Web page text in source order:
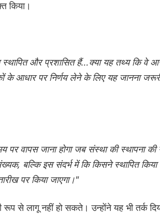
किया।
स्थापित और प्रशासित हैं...क्या यह तथ्य कि वे
आधार पर निर्णय लेने के लिए यह जानना
वापस जाना होगा जब संस्था की स्थापना की
बल्कि इस संदर्भ में कि किसने स्थापित किया
पर किया जाएगा।"
रूप से लागू नहीं हो सकते। उन्होंने यह भी तर्क